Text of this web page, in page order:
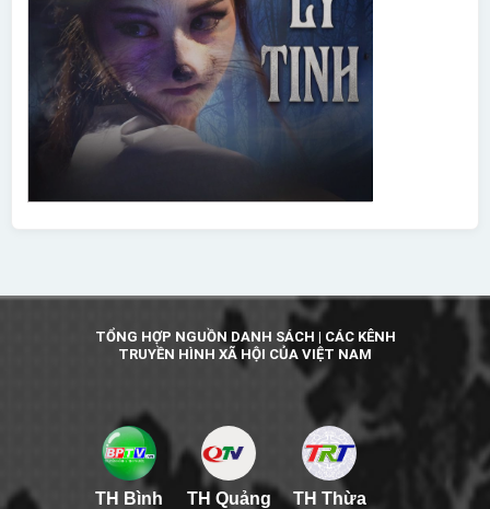
TỔNG HỢP NGUỒN DANH SÁCH | CÁC KÊNH
TRUYỀN HÌNH XÃ HỘI CỦA VIỆT NAM
TH Bình
TH Quảng
TH Thừa